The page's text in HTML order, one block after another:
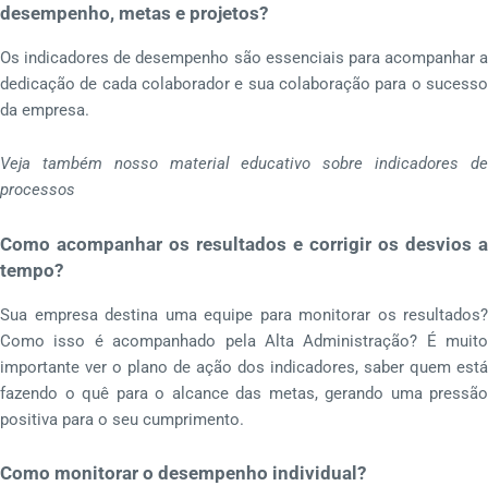
desempenho, metas e projetos?
Os indicadores de desempenho são essenciais para acompanhar a
dedicação de cada colaborador e sua colaboração para o sucesso
da empresa.
Veja também nosso material educativo sobre indicadores de
processos
Como acompanhar os resultados e corrigir os desvios a
tempo?
Sua empresa destina uma equipe para monitorar os resultados?
Como isso é acompanhado pela Alta Administração? É muito
importante ver o plano de ação dos indicadores, saber quem está
fazendo o quê para o alcance das metas, gerando uma pressão
positiva para o seu cumprimento.
Como monitorar o desempenho individual?